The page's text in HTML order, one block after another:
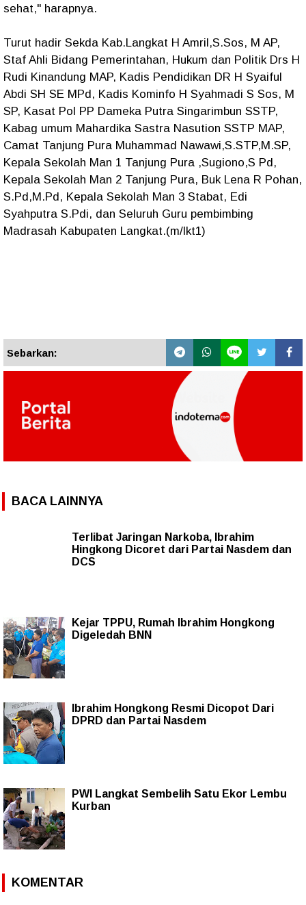
sehat," harapnya.
Turut hadir Sekda Kab.Langkat H Amril,S.Sos, M AP,
Staf Ahli Bidang Pemerintahan, Hukum dan Politik Drs H
Rudi Kinandung MAP, Kadis Pendidikan DR H Syaiful
Abdi SH SE MPd, Kadis Kominfo H Syahmadi S Sos, M
SP, Kasat Pol PP Dameka Putra Singarimbun SSTP,
Kabag umum Mahardika Sastra Nasution SSTP MAP,
Camat Tanjung Pura Muhammad Nawawi,S.STP,M.SP,
Kepala Sekolah Man 1 Tanjung Pura ,Sugiono,S Pd,
Kepala Sekolah Man 2 Tanjung Pura, Buk Lena R Pohan,
S.Pd,M.Pd, Kepala Sekolah Man 3 Stabat, Edi
Syahputra S.Pdi, dan Seluruh Guru pembimbing
Madrasah Kabupaten Langkat.(m/lkt1)
Sebarkan:
BACA LAINNYA
Terlibat Jaringan Narkoba, Ibrahim
Hingkong Dicoret dari Partai Nasdem dan
DCS
Kejar TPPU, Rumah Ibrahim Hongkong
Digeledah BNN
Ibrahim Hongkong Resmi Dicopot Dari
DPRD dan Partai Nasdem
PWI Langkat Sembelih Satu Ekor Lembu
Kurban
KOMENTAR